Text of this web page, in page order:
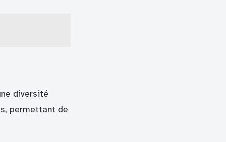
diversité
permettant de